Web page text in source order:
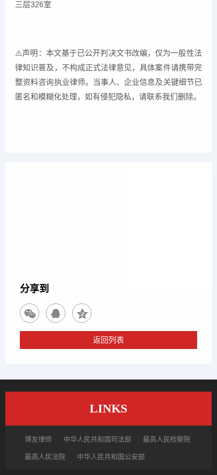
三层326室
⚠️声明：本文基于已公开判决文书改编，仅为一般性法
律知识普及，不构成正式法律意见，具体案件请携带完
整资料咨询执业律师。当事人、企业信息及关键细节已
匿名和模糊化处理，如有侵犯隐私，请联系我们删除。
分享到
返回列表
LINKS
博友律师 中华人民共和国司法部 最高人民检察院
最高人民法院 中华人民共和国公安部